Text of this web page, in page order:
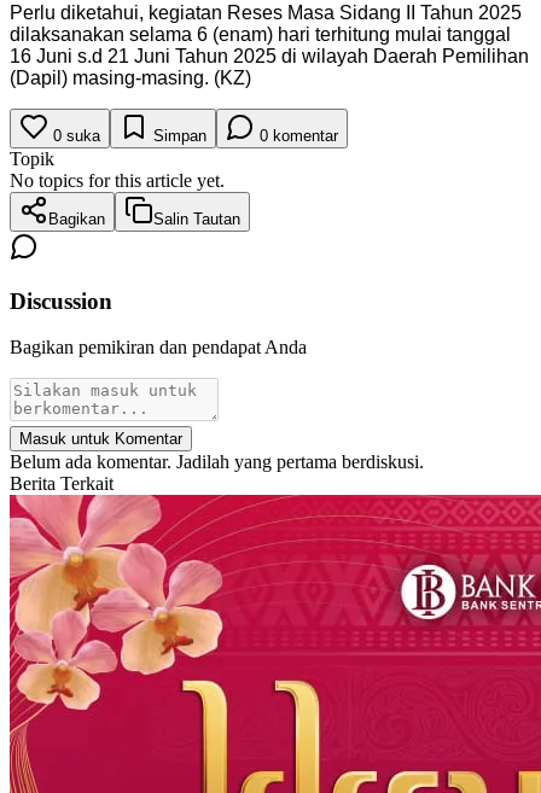
Perlu diketahui, kegiatan Reses Masa Sidang II Tahun 2025
dilaksanakan selama 6 (enam) hari terhitung mulai tanggal
16 Juni s.d 21 Juni Tahun 2025 di wilayah Daerah Pemilihan
(Dapil) masing-masing. (KZ)
0 suka Simpan 0 komentar
Topik
No topics for this article yet.
Bagikan Salin Tautan
Discussion
Bagikan pemikiran dan pendapat Anda
Masuk untuk Komentar
Belum ada komentar. Jadilah yang pertama berdiskusi.
Berita Terkait